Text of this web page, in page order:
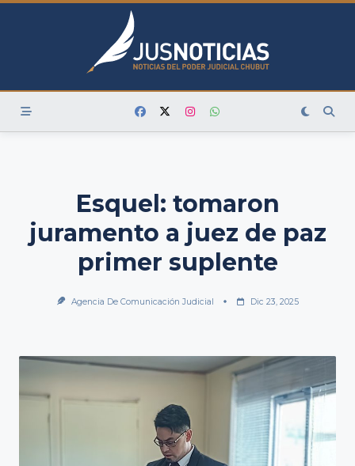
Skip
Esquel: tomaron
juramento a juez de paz
primer suplente
Agencia De Comunicación Judicial Dic 23, 2025